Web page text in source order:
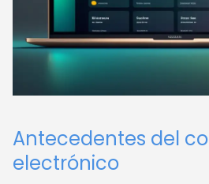
Antecedentes del
electrónico